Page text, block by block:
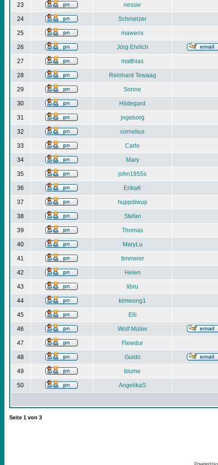
23 nessie
24 Schmelzer
25 mawerix
26 Jörg Ehrlich
27 matthias
28 Reinhard Tewaag
29 Sonne
30 Hildegard
31 jngeborg
32 cornelius
33 Carlo
34 Mary
35 john1955s
36 ErikaK
37 huppdiwup
38 Stefan
39 Thomas
40 MaryLu
41 timmeier
42 Helen
43 libru
44 kimwong1
45 Elli
46 Wolf Müller
47 Flewdur
48 Guido
49 blume
50 AngelikaS
Seite 1 von 3
Powered by